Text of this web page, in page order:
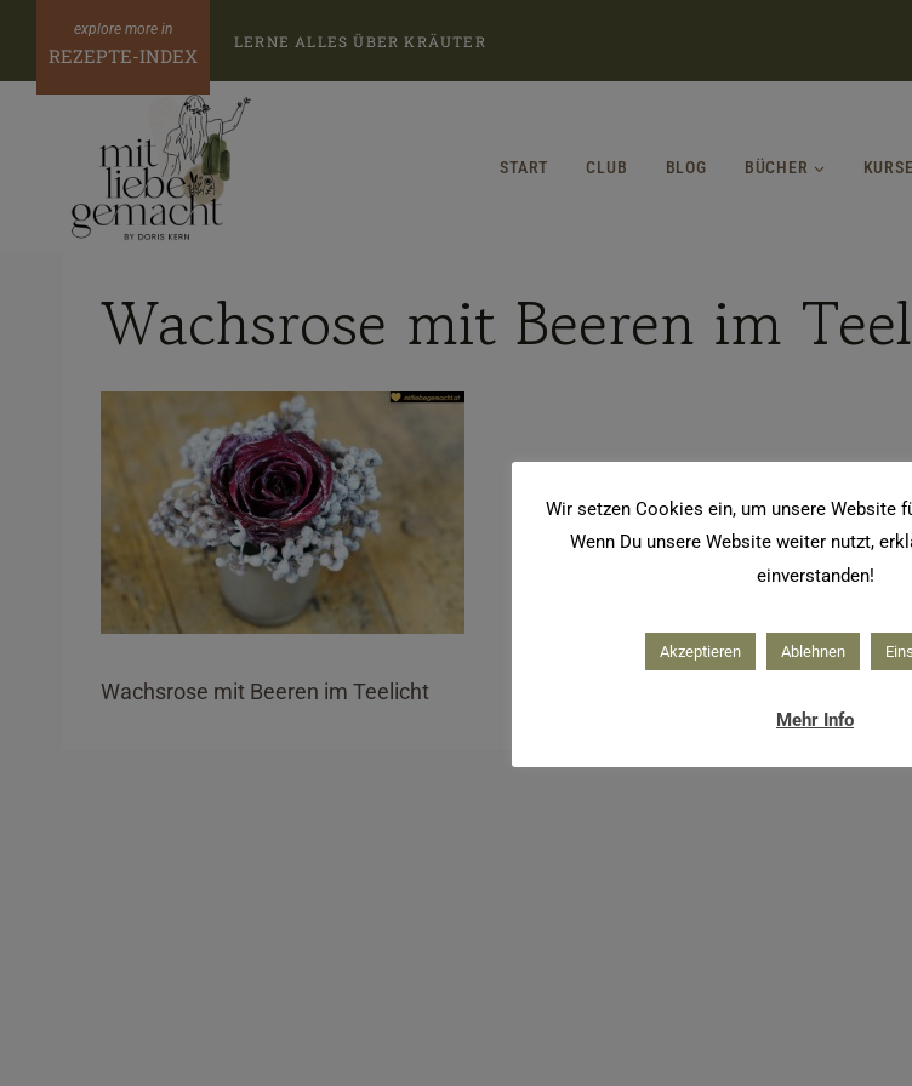
Inhalt
springen
REZEPTE-INDEX
LERNE ALLES ÜBER KRÄUTER
START CLUB BLOG BÜCHER
Wachsrose mit Beeren im
Wachsrose mit Beeren im Teelicht
Wir setzen Cookies ein, um unsere Website
Wenn Du unsere Website weiter nutzt,
einverstanden!
Akzeptieren Ablehnen
Mehr Info